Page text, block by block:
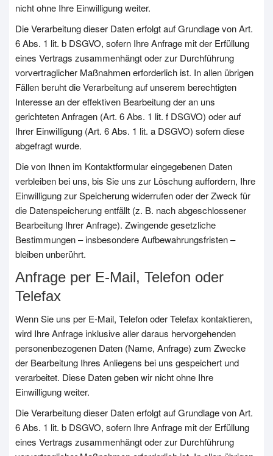
nicht ohne Ihre Einwilligung weiter.
Die Verarbeitung dieser Daten erfolgt auf Grundlage von Art.
6 Abs. 1 lit. b DSGVO, sofern Ihre Anfrage mit der Erfüllung
eines Vertrags zusammenhängt oder zur Durchführung
vorvertraglicher Maßnahmen erforderlich ist. In allen übrigen
Fällen beruht die Verarbeitung auf unserem berechtigten
Interesse an der effektiven Bearbeitung der an uns
gerichteten Anfragen (Art. 6 Abs. 1 lit. f DSGVO) oder auf
Ihrer Einwilligung (Art. 6 Abs. 1 lit. a DSGVO) sofern diese
abgefragt wurde.
Die von Ihnen im Kontaktformular eingegebenen Daten
verbleiben bei uns, bis Sie uns zur Löschung auffordern, Ihre
Einwilligung zur Speicherung widerrufen oder der Zweck für
die Datenspeicherung entfällt (z. B. nach abgeschlossener
Bearbeitung Ihrer Anfrage). Zwingende gesetzliche
Bestimmungen – insbesondere Aufbewahrungsfristen –
bleiben unberührt.
Anfrage per E-Mail, Telefon oder
Telefax
Wenn Sie uns per E-Mail, Telefon oder Telefax kontaktieren,
wird Ihre Anfrage inklusive aller daraus hervorgehenden
personenbezogenen Daten (Name, Anfrage) zum Zwecke
der Bearbeitung Ihres Anliegens bei uns gespeichert und
verarbeitet. Diese Daten geben wir nicht ohne Ihre
Einwilligung weiter.
Die Verarbeitung dieser Daten erfolgt auf Grundlage von Art.
6 Abs. 1 lit. b DSGVO, sofern Ihre Anfrage mit der Erfüllung
eines Vertrags zusammenhängt oder zur Durchführung